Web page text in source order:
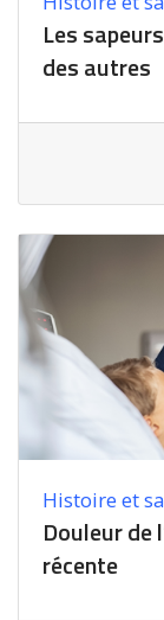
Les
des autres
Histoire et
Douleur de
récente